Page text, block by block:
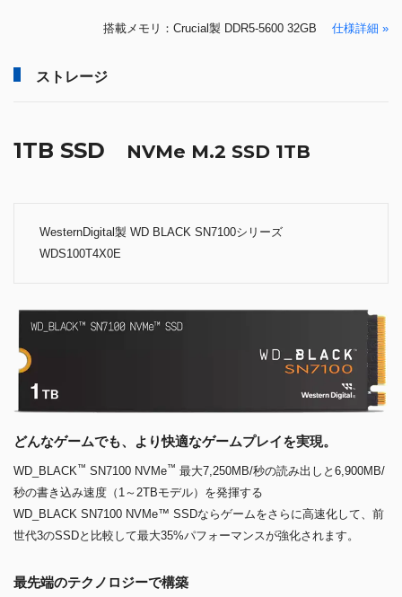
搭載メモリ：Crucial製 DDR5-5600 32GB 仕様詳細 »
ストレージ
1TB SSD NVMe M.2 SSD 1TB
WesternDigital製 WD BLACK SN7100シリーズ
WDS100T4X0E
どんなゲームでも、より快適なゲームプレイを実現。
WD_BLACK™ SN7100 NVMe™ 最大7,250MB/秒の読み出しと6,900MB/
秒の書き込み速度（1～2TBモデル）を発揮する
WD_BLACK SN7100 NVMe™ SSDならゲームをさらに高速化して、前
世代3のSSDと比較して最大35%パフォーマンスが強化されます。
最先端のテクノロジーで構築